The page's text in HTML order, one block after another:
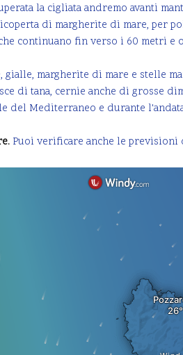
la cigliata andremo avanti
di margherite di mare, per
continuano fin verso i 60 metri
margherite di mare e stelle
di tana, cernie anche di grosse
del Mediterraneo e durante
Puoi verificare anche le